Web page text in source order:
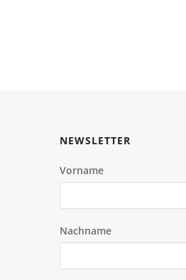
NEWSLETTER
Vorname
Nachname